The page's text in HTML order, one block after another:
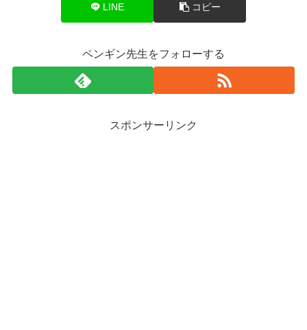
LINE コピー
ペンギン先生をフォローする
スポンサーリンク